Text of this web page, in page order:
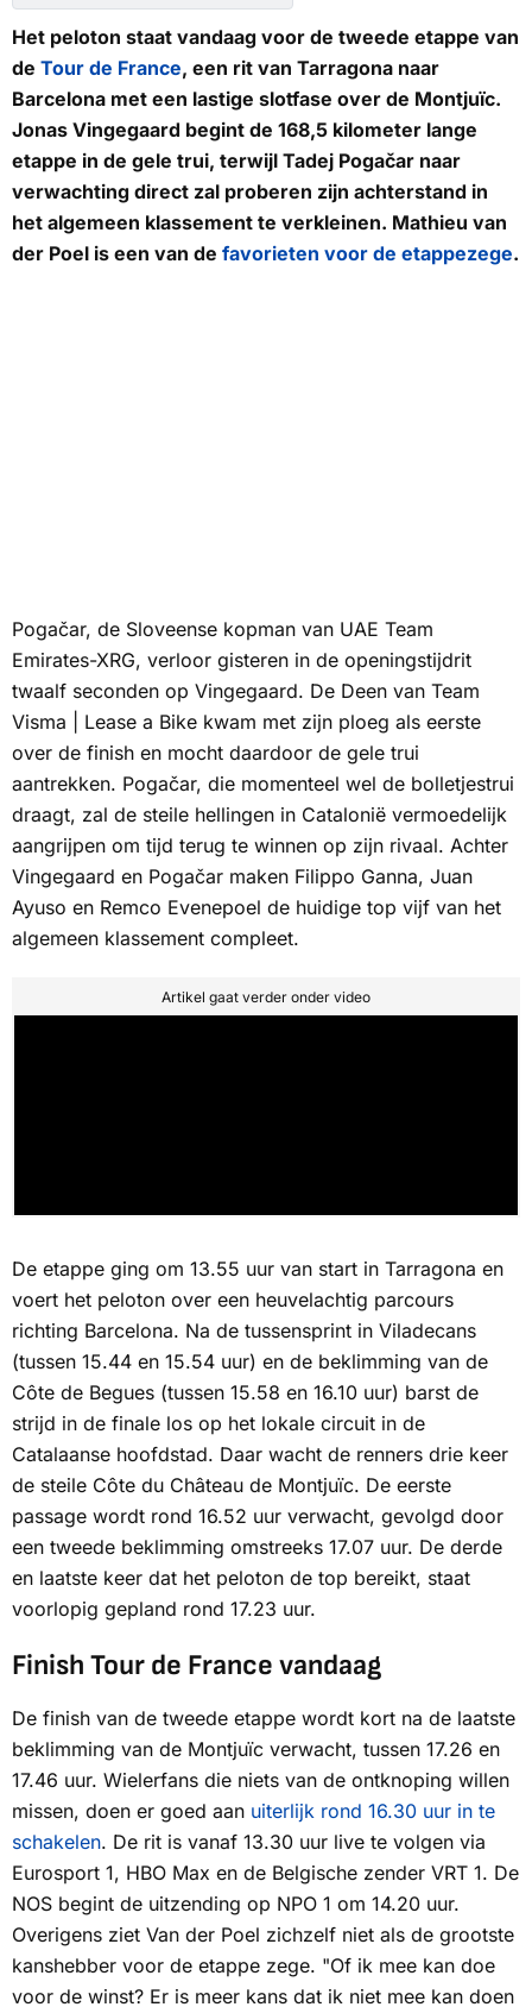
Het peloton staat vandaag voor de tweede etappe van
de Tour de France, een rit van Tarragona naar
Barcelona met een lastige slotfase over de Montjuïc.
Jonas Vingegaard begint de 168,5 kilometer lange
etappe in de gele trui, terwijl Tadej Pogačar naar
verwachting direct zal proberen zijn achterstand in
het algemeen klassement te verkleinen. Mathieu van
der Poel is een van de favorieten voor de etappezege.
Pogačar, de Sloveense kopman van UAE Team
Emirates-XRG, verloor gisteren in de openingstijdrit
twaalf seconden op Vingegaard. De Deen van Team
Visma | Lease a Bike kwam met zijn ploeg als eerste
over de finish en mocht daardoor de gele trui
aantrekken. Pogačar, die momenteel wel de bolletjestrui
draagt, zal de steile hellingen in Catalonië vermoedelijk
aangrijpen om tijd terug te winnen op zijn rivaal. Achter
Vingegaard en Pogačar maken Filippo Ganna, Juan
Ayuso en Remco Evenepoel de huidige top vijf van het
algemeen klassement compleet.
Artikel gaat verder onder video
De etappe ging om 13.55 uur van start in Tarragona en
voert het peloton over een heuvelachtig parcours
richting Barcelona. Na de tussensprint in Viladecans
(tussen 15.44 en 15.54 uur) en de beklimming van de
Côte de Begues (tussen 15.58 en 16.10 uur) barst de
strijd in de finale los op het lokale circuit in de
Catalaanse hoofdstad. Daar wacht de renners drie keer
de steile Côte du Château de Montjuïc. De eerste
passage wordt rond 16.52 uur verwacht, gevolgd door
een tweede beklimming omstreeks 17.07 uur. De derde
en laatste keer dat het peloton de top bereikt, staat
voorlopig gepland rond 17.23 uur.
Finish Tour de France vandaag
De finish van de tweede etappe wordt kort na de laatste
beklimming van de Montjuïc verwacht, tussen 17.26 en
17.46 uur. Wielerfans die niets van de ontknoping willen
missen, doen er goed aan uiterlijk rond 16.30 uur in te
schakelen. De rit is vanaf 13.30 uur live te volgen via
Eurosport 1, HBO Max en de Belgische zender VRT 1. De
NOS begint de uitzending op NPO 1 om 14.20 uur.
Overigens ziet Van der Poel zichzelf niet als de grootste
kanshebber voor de etappe zege. "Of ik mee kan doe
voor de winst? Er is meer kans dat ik niet mee kan doen